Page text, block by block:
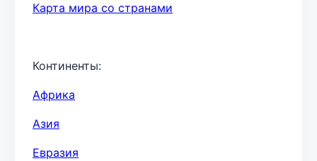
Карта мира со странами
Континенты:
Африка
Азия
Евразия